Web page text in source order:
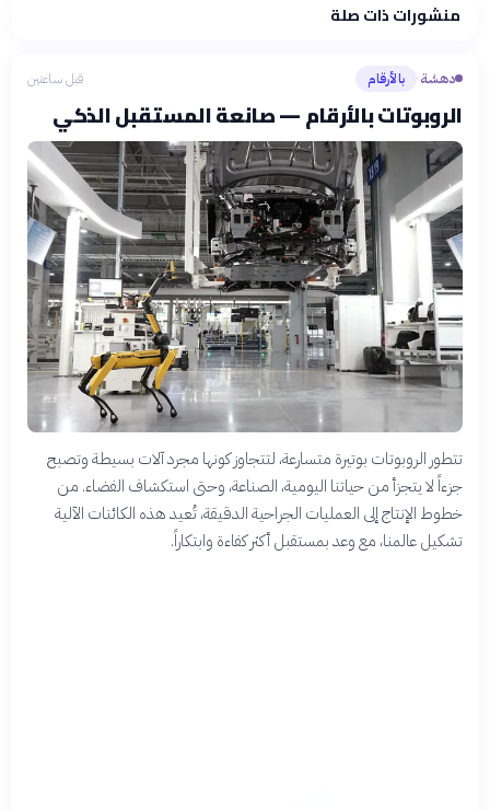
فلسفتنا المعرفية· سياسة الذكاء الاصطناعيمنشورات ذات صلة
دهشة› بالأرقام قبل ساعتين
الروبوتات بالأرقام — صانعة المستقبل الذكي
تتطور الروبوتات بوتيرة متسارعة، لتتجاوز كونها مجرد آلات بسيطة وتصبح
جزءاً لا يتجزأ من حياتنا اليومية، الصناعة، وحتى استكشاف الفضاء. من
خطوط الإنتاج إلى العمليات الجراحية الدقيقة، تُعيد هذه الكائنات الآلية
تشكيل عالمنا، مع وعد بمستقبل أكثر كفاءة وابتكاراً.